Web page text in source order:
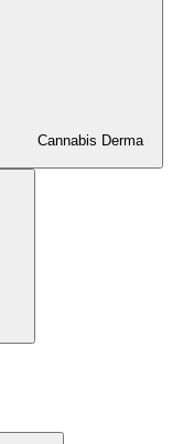
Cannabis Derma